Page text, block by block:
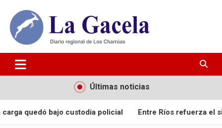
contenido
Diario La Gacela
Últimas noticias
policial Entre Ríos refuerza el sistema sanitario con